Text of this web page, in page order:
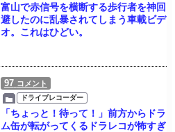
富山で赤信号を横断する歩行者を神回
避したのに乱暴されてしまう車載ビデ
オ。これはひどい。
97 コメント
ドライブレコーダー
「ちょっと！待って！」前方からドラ
ム缶が転がってくるドラレコが怖すぎ